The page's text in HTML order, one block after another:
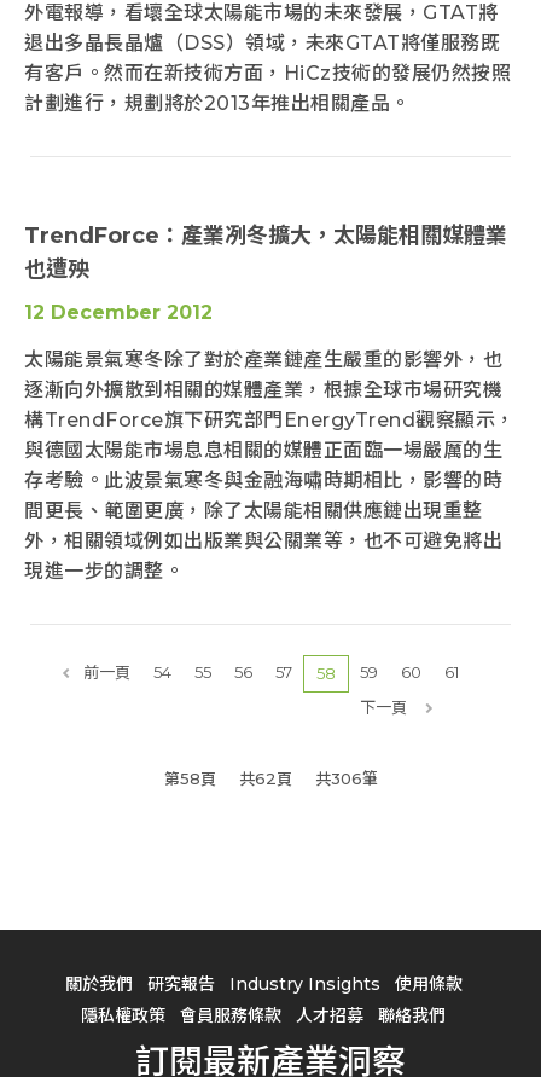
外電報導，看壞全球太陽能市場的未來發展，GTAT將
退出多晶長晶爐（DSS）領域，未來GTAT將僅服務既
有客戶。然而在新技術方面，HiCz技術的發展仍然按照
計劃進行，規劃將於2013年推出相關產品。
TrendForce：產業冽冬擴大，太陽能相關媒體業
也遭殃
12 December 2012
太陽能景氣寒冬除了對於產業鏈產生嚴重的影響外，也
逐漸向外擴散到相關的媒體產業，根據全球市場研究機
構TrendForce旗下研究部門EnergyTrend觀察顯示，
與德國太陽能市場息息相關的媒體正面臨一場嚴厲的生
存考驗。此波景氣寒冬與金融海嘯時期相比，影響的時
間更長、範圍更廣，除了太陽能相關供應鏈出現重整
外，相關領域例如出版業與公關業等，也不可避免將出
現進一步的調整。
前一頁 54 55 56 57 58 59 60
61
下一頁
第58頁 共62頁 共306筆
關於我們 研究報告 Industry Insights
使用條款
隱私權政策
會員服務條款 人才招募 聯絡我們
訂閱最新產業洞察